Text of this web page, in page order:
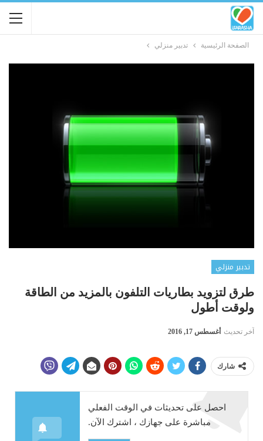
الصفحة الرئيسية تدبير منزلي
تدبير منزلي
طرق لتزويد بطاريات التلفون بالمزيد من الطاقة
ولوقت أطول
آخر تحديث أغسطس 17, 2016
شارك
احصل على تحديثات في الوقت الفعلي
مباشرة على جهازك ، اشترك الآن.